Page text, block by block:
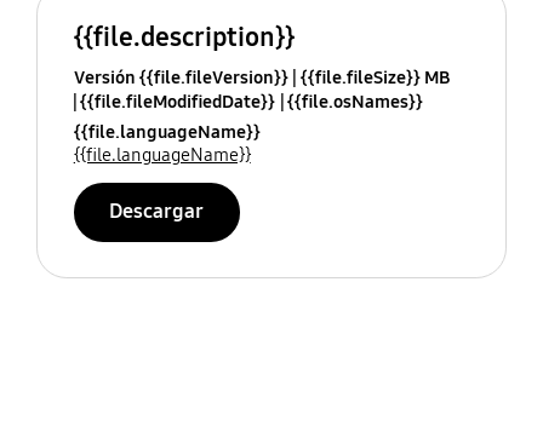
{{file.description}}
Versión {{file.fileVersion}} {{file.fileSize}} MB
{{file.fileModifiedDate}} {{file.osNames}}
{{file.languageName}}
{{file.languageName}}
Descargar